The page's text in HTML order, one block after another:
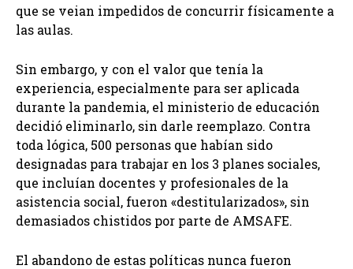
que se veian impedidos de concurrir físicamente a
las aulas.
Sin embargo, y con el valor que tenía la
experiencia, especialmente para ser aplicada
durante la pandemia, el ministerio de educación
decidió eliminarlo, sin darle reemplazo. Contra
toda lógica, 500 personas que habían sido
designadas para trabajar en los 3 planes sociales,
que incluían docentes y profesionales de la
asistencia social, fueron «destitularizados», sin
demasiados chistidos por parte de AMSAFE.
El abandono de estas políticas nunca fueron